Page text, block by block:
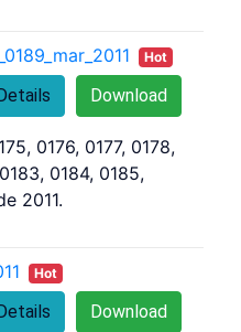
Hot
Download
0176, 0177, 0178,
0184, 0185,
2011.
Hot
Download